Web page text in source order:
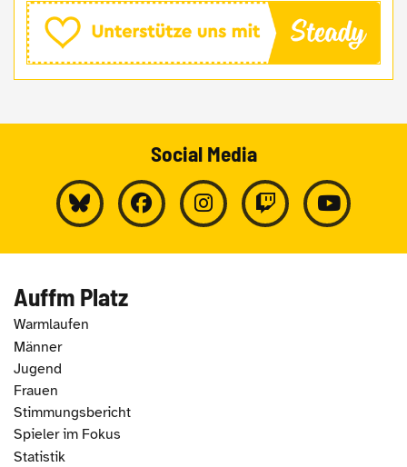
Social Media
Auffm Platz
Warmlaufen
Männer
Jugend
Frauen
Stimmungsbericht
Spieler im Fokus
Statistik